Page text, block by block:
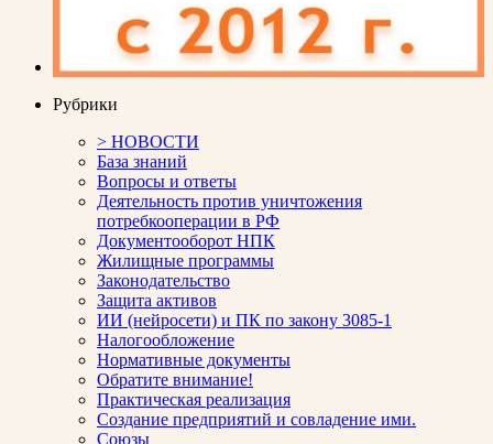
Рубрики
> НОВОСТИ
База знаний
Вопросы и ответы
Деятельность против уничтожения
потребкооперации в РФ
Документооборот НПК
Жилищные программы
Законодательство
Защита активов
ИИ (нейросети) и ПК по закону 3085-1
Налогообложение
Нормативные документы
Обратите внимание!
Практическая реализация
Создание предприятий и совладение ими.
Союзы